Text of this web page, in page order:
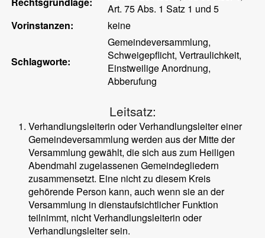
Art. 75 Abs. 1 Satz 1 und 5
Vorinstanzen:
keine
Schlagworte:
Gemeindeversammlung,
Schweigepflicht, Vertraulichkeit,
Einstweilige Anordnung,
Abberufung
Leitsatz:
Verhandlungsleiterin oder Verhandlungsleiter einer
Gemeindeversammlung werden aus der Mitte der
Versammlung gewählt, die sich aus zum Heiligen
Abendmahl zugelassenen Gemeindegliedern
zusammensetzt. Eine nicht zu diesem Kreis
gehörende Person kann, auch wenn sie an der
Versammlung in dienstaufsichtlicher Funktion
teilnimmt, nicht Verhandlungsleiterin oder
Verhandlungsleiter sein.